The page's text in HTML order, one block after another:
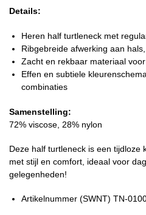
Details:
Heren half turtleneck met
Ribgebreide afwerking aan
Zacht en rekbaar materiaal
Effen en subtiele
combinaties
Samenstelling:
72% viscose, 28% nylon
Deze half turtleneck is een tijdloze
met stijl en comfort, ideaal voor
gelegenheden!
Artikelnummer (SWNT) TN-